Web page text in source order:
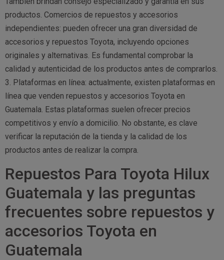
productos. Comercios de repuestos y accesorios
independientes: pueden ofrecer una gran diversidad de
accesorios y repuestos Toyota, incluyendo opciones
originales y alternativas. Es fundamental comprobar la
calidad y autenticidad de los productos antes de comprarlos.
3. Plataformas en línea: actualmente, existen plataformas en
línea que venden repuestos y accesorios Toyota en
Guatemala. Estas plataformas suelen ofrecer precios
competitivos y envío a domicilio. No obstante, es clave
verificar la reputación de la tienda y la calidad de los
productos antes de realizar la compra.
Repuestos Para Toyota Hilux
Guatemala y las preguntas
frecuentes sobre repuestos y
accesorios Toyota en
Guatemala